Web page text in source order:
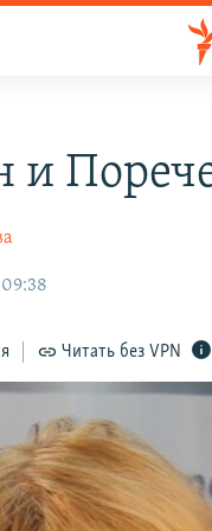
и
Читать без VPN